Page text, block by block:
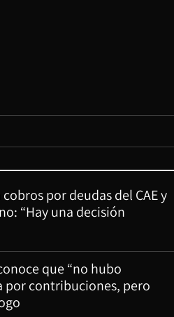
por deudas del CAE y
“Hay una decisión
que “no hubo
por contribuciones, pero